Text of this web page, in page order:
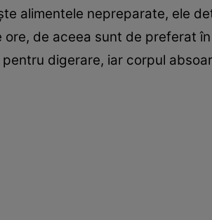
alimentele nepreparate, ele
ore, de aceea sunt de preferat
pentru digerare, iar corpul